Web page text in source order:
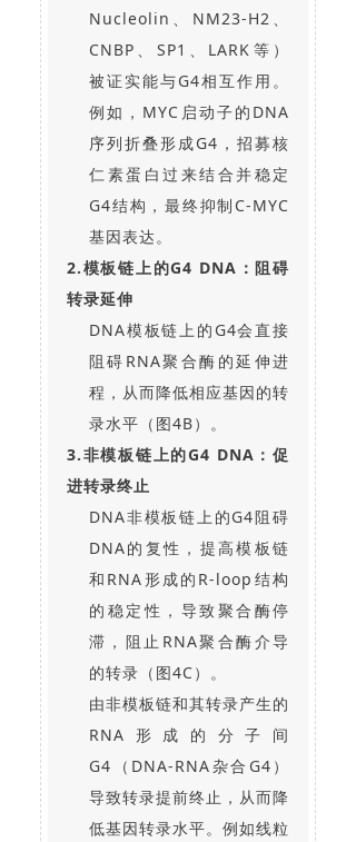
Nucleolin、NM23-H2、
CNBP、SP1、LARK等）
被证实能与G4相互作用。
例如，MYC启动子的DNA
序列折叠形成G4，招募核
仁素蛋白过来结合并稳定
G4结构，最终抑制C-MYC
基因表达。
2.模板链上的G4 DNA：阻碍
转录延伸
DNA模板链上的G4会直接
阻碍RNA聚合酶的延伸进
程，从而降低相应基因的转
录水平（图4B）。
3.非模板链上的G4 DNA：促
进转录终止
DNA非模板链上的G4阻碍
DNA的复性，提高模板链
和RNA形成的R-loop结构
的稳定性，导致聚合酶停
滞，阻止RNA聚合酶介导
的转录（图4C）。
由非模板链和其转录产生的
RNA形成的分子间
G4（DNA-RNA杂合G4）
导致转录提前终止，从而降
低基因转录水平。例如线粒